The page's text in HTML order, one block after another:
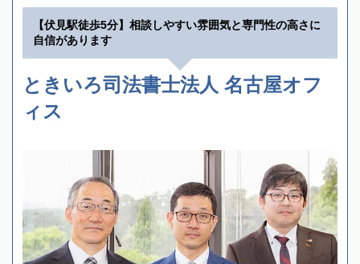
【伏見駅徒歩5分】相談しやすい雰囲気と専門性の高さに
自信があります
ときいろ司法書士法人 名古屋オフ
ィス